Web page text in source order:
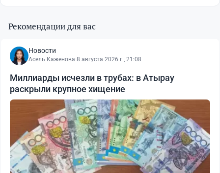
Рекомендации для вас
Новости
Асель Каженова·8 августа 2026 г., 21:08
Миллиарды исчезли в трубах: в Атырау
раскрыли крупное хищение